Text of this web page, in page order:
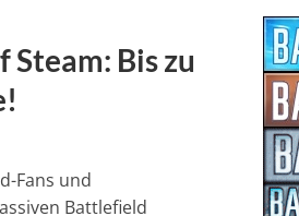
Bis zu
Fans und
Battlefield